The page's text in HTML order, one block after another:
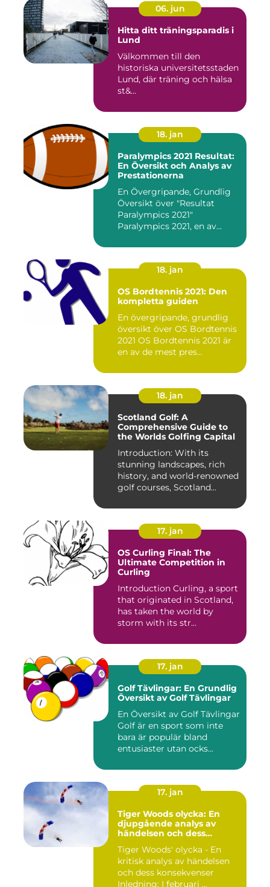
06. jun
Hitta ditt träningsparadis i
Lund
Välkommen till den
historiska universitetsstaden
Lund, där träning och hälsa
st&...
18. jan
Paralympics 2021 Resultat:
En Översikt och Analys av
Prestationerna
En Övergripande, Grundlig
Översikt över "Resultat
Paralympics 2021"
Paralympics 2021, en av
18. jan
OS Bordtennis 2021: Den
kompletta guiden
En övergripande, grundlig
översikt över OS Bordtennis
2021 OS Bordtennis 2021 är
en av de mest pres...
18. jan
Scotland Golf: A
Comprehensive Guide to
the Worlds Golfing Capital
Introduction: With its
stunning landscapes, rich
history, and world-renowned
golf courses, Scotland...
17. jan
OS Curling Final: The
Ultimate Competition in
Curling
Introduction Curling, a sport
that originated in Scotland,
has taken the world by
storm with its str...
17. jan
Golf Tävlingar: En Grundlig
Översikt av Golf Tävlingar
En Översikt av Golf Tävlingar
Golf är en sport som inte
bara är populär bland
entusiaster utan ocks...
17. jan
Tiger Woods olycka: En
djupgående analys av
händelsen och dess
Tiger Woods' olycka - En
kritisk analys av händelsen
och dess konsekvenser
Inledning: I februari ...